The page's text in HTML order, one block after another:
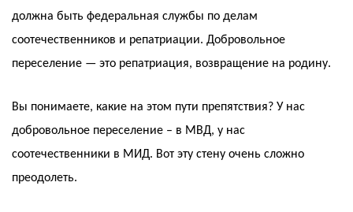
должна быть федеральная службы по делам
соотечественников и репатриации. Добровольное
переселение — это репатриация, возвращение на родину.
Вы понимаете, какие на этом пути препятствия? У нас
добровольное переселение – в МВД, у нас
соотечественники в МИД. Вот эту стену очень сложно
преодолеть.